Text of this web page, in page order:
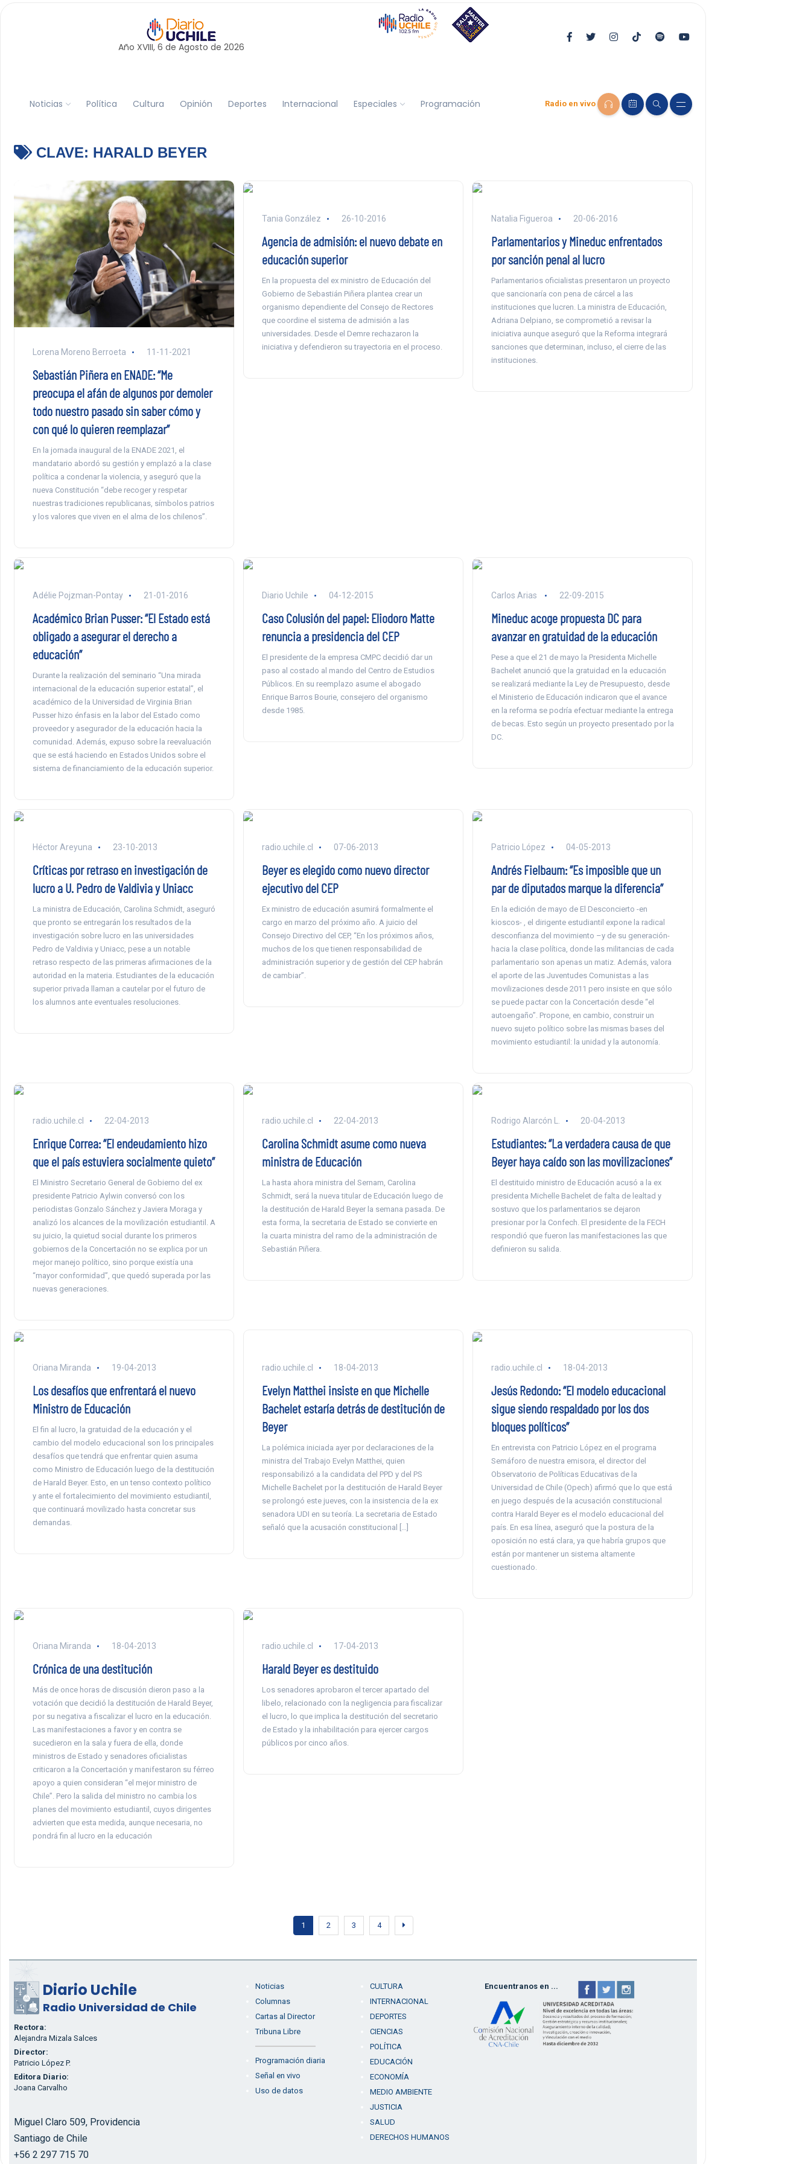
Año XVIII, 6 de Agosto de 2026
Noticias Política Cultura Opinión Deportes Internacional Especiales Programación Radio en vivo
CLAVE: HARALD BEYER
Lorena Moreno Berroeta 11-11-2021
Sebastián Piñera en ENADE: “Me
preocupa el afán de algunos por demoler
todo nuestro pasado sin saber cómo y
con qué lo quieren reemplazar”
En la jornada inaugural de la ENADE 2021, el
mandatario abordó su gestión y emplazó a la clase
política a condenar la violencia, y aseguró que la
nueva Constitución “debe recoger y respetar
nuestras tradiciones republicanas, símbolos patrios
y los valores que viven en el alma de los chilenos”.
Tania González 26-10-2016
Agencia de admisión: el nuevo debate en
educación superior
En la propuesta del ex ministro de Educación del
Gobierno de Sebastián Piñera plantea crear un
organismo dependiente del Consejo de Rectores
que coordine el sistema de admisión a las
universidades. Desde el Demre rechazaron la
iniciativa y defendieron su trayectoria en el proceso.
Natalia Figueroa 20-06-2016
Parlamentarios y Mineduc enfrentados
por sanción penal al lucro
Parlamentarios oficialistas presentaron un proyecto
que sancionaría con pena de cárcel a las
instituciones que lucren. La ministra de Educación,
Adriana Delpiano, se comprometió a revisar la
iniciativa aunque aseguró que la Reforma integrará
sanciones que determinan, incluso, el cierre de las
instituciones.
Adélie Pojzman-Pontay 21-01-2016
Académico Brian Pusser: “El Estado está
obligado a asegurar el derecho a
educación”
Durante la realización del seminario “Una mirada
internacional de la educación superior estatal”, el
académico de la Universidad de Virginia Brian
Pusser hizo énfasis en la labor del Estado como
proveedor y asegurador de la educación hacia la
comunidad. Además, expuso sobre la reevaluación
que se está haciendo en Estados Unidos sobre el
sistema de financiamiento de la educación superior.
Diario Uchile 04-12-2015
Caso Colusión del papel: Eliodoro Matte
renuncia a presidencia del CEP
El presidente de la empresa CMPC decidió dar un
paso al costado al mando del Centro de Estudios
Públicos. En su reemplazo asume el abogado
Enrique Barros Bourie, consejero del organismo
desde 1985.
Carlos Arias 22-09-2015
Mineduc acoge propuesta DC para
avanzar en gratuidad de la educación
Pese a que el 21 de mayo la Presidenta Michelle
Bachelet anunció que la gratuidad en la educación
se realizará mediante la Ley de Presupuesto, desde
el Ministerio de Educación indicaron que el avance
en la reforma se podría efectuar mediante la entrega
de becas. Esto según un proyecto presentado por la
DC.
Héctor Areyuna 23-10-2013
Críticas por retraso en investigación de
lucro a U. Pedro de Valdivia y Uniacc
La ministra de Educación, Carolina Schmidt, aseguró
que pronto se entregarán los resultados de la
investigación sobre lucro en las universidades
Pedro de Valdivia y Uniacc, pese a un notable
retraso respecto de las primeras afirmaciones de la
autoridad en la materia. Estudiantes de la educación
superior privada llaman a cautelar por el futuro de
los alumnos ante eventuales resoluciones.
radio.uchile.cl 07-06-2013
Beyer es elegido como nuevo director
ejecutivo del CEP
Ex ministro de educación asumirá formalmente el
cargo en marzo del próximo año. A juicio del
Consejo Directivo del CEP, “En los próximos años,
muchos de los que tienen responsabilidad de
administración superior y de gestión del CEP habrán
de cambiar”.
Patricio López 04-05-2013
Andrés Fielbaum: “Es imposible que un
par de diputados marque la diferencia”
En la edición de mayo de El Desconcierto -en
kioscos- , el dirigente estudiantil expone la radical
desconfianza del movimiento –y de su generación-
hacia la clase política, donde las militancias de cada
parlamentario son apenas un matiz. Además, valora
el aporte de las Juventudes Comunistas a las
movilizaciones desde 2011 pero insiste en que sólo
se puede pactar con la Concertación desde “el
autoengaño”. Propone, en cambio, construir un
nuevo sujeto político sobre las mismas bases del
movimiento estudiantil: la unidad y la autonomía.
radio.uchile.cl 22-04-2013
Enrique Correa: “El endeudamiento hizo
que el país estuviera socialmente quieto”
El Ministro Secretario General de Gobierno del ex
presidente Patricio Aylwin conversó con los
periodistas Gonzalo Sánchez y Javiera Moraga y
analizó los alcances de la movilización estudiantil. A
su juicio, la quietud social durante los primeros
gobiernos de la Concertación no se explica por un
mejor manejo político, sino porque existía una
“mayor conformidad”, que quedó superada por las
nuevas generaciones.
radio.uchile.cl 22-04-2013
Carolina Schmidt asume como nueva
ministra de Educación
La hasta ahora ministra del Sernam, Carolina
Schmidt, será la nueva titular de Educación luego de
la destitución de Harald Beyer la semana pasada. De
esta forma, la secretaria de Estado se convierte en
la cuarta ministra del ramo de la administración de
Sebastián Piñera.
Rodrigo Alarcón L. 20-04-2013
Estudiantes: “La verdadera causa de que
Beyer haya caído son las movilizaciones”
El destituido ministro de Educación acusó a la ex
presidenta Michelle Bachelet de falta de lealtad y
sostuvo que los parlamentarios se dejaron
presionar por la Confech. El presidente de la FECH
respondió que fueron las manifestaciones las que
definieron su salida.
Oriana Miranda 19-04-2013
Los desafíos que enfrentará el nuevo
Ministro de Educación
El fin al lucro, la gratuidad de la educación y el
cambio del modelo educacional son los principales
desafíos que tendrá que enfrentar quien asuma
como Ministro de Educación luego de la destitución
de Harald Beyer. Esto, en un tenso contexto político
y ante el fortalecimiento del movimiento estudiantil,
que continuará movilizado hasta concretar sus
demandas.
radio.uchile.cl 18-04-2013
Evelyn Matthei insiste en que Michelle
Bachelet estaría detrás de destitución de
Beyer
La polémica iniciada ayer por declaraciones de la
ministra del Trabajo Evelyn Matthei, quien
responsabilizó a la candidata del PPD y del PS
Michelle Bachelet por la destitución de Harald Beyer
se prolongó este jueves, con la insistencia de la ex
senadora UDI en su teoría. La secretaria de Estado
señaló que la acusación constitucional […]
radio.uchile.cl 18-04-2013
Jesús Redondo: “El modelo educacional
sigue siendo respaldado por los dos
bloques políticos”
En entrevista con Patricio López en el programa
Semáforo de nuestra emisora, el director del
Observatorio de Políticas Educativas de la
Universidad de Chile (Opech) afirmó que lo que está
en juego después de la acusación constitucional
contra Harald Beyer es el modelo educacional del
país. En esa línea, aseguró que la postura de la
oposición no está clara, ya que habría grupos que
están por mantener un sistema altamente
cuestionado.
Oriana Miranda 18-04-2013
Crónica de una destitución
Más de once horas de discusión dieron paso a la
votación que decidió la destitución de Harald Beyer,
por su negativa a fiscalizar el lucro en la educación.
Las manifestaciones a favor y en contra se
sucedieron en la sala y fuera de ella, donde
ministros de Estado y senadores oficialistas
criticaron a la Concertación y manifestaron su férreo
apoyo a quien consideran “el mejor ministro de
Chile”. Pero la salida del ministro no cambia los
planes del movimiento estudiantil, cuyos dirigentes
advierten que esta medida, aunque necesaria, no
pondrá fin al lucro en la educación
radio.uchile.cl 17-04-2013
Harald Beyer es destituido
Los senadores aprobaron el tercer apartado del
libelo, relacionado con la negligencia para fiscalizar
el lucro, lo que implica la destitución del secretario
de Estado y la inhabilitación para ejercer cargos
públicos por cinco años.
1 2 3 4
Diario Uchile
Radio Universidad de Chile
Rectora:
Alejandra Mizala Salces
Director:
Patricio López P.
Editora Diario:
Joana Carvalho
Miguel Claro 509, Providencia
Santiago de Chile
+56 2 297 715 70
Noticias
Columnas
Cartas al Director
Tribuna Libre
Programación diaria
Señal en vivo
Uso de datos
CULTURA
INTERNACIONAL
DEPORTES
CIENCIAS
POLÍTICA
EDUCACIÓN
ECONOMÍA
MEDIO AMBIENTE
JUSTICIA
SALUD
DERECHOS HUMANOS
Encuentranos en ...